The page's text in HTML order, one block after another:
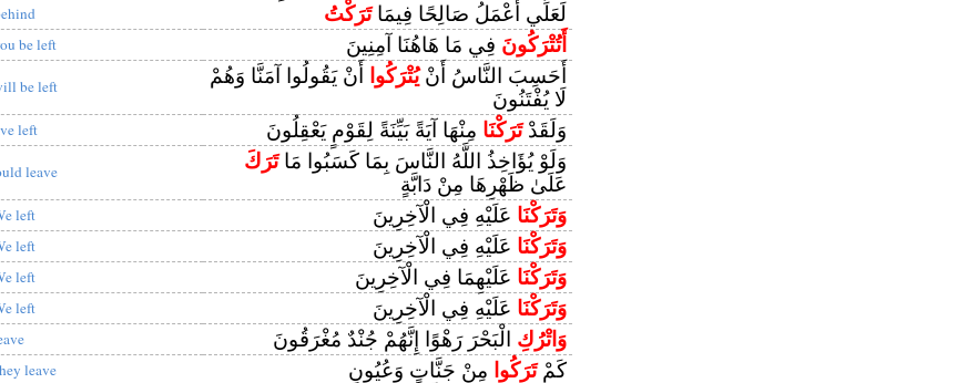
لَعَلِّي أَعْمَلُ صَالِحًا فِيمَاتَرَكْتُ
be left أَتُتْرَكُونَ فِي مَا هَاهُنَا آمِنِينَ
be left أَحَسِبَ النَّاسُ أَنْيُتْرَكُوا أَنْ يَقُولُوا آمَنَّا وَهُمْ
لَا يُفْتَنُونَ
left وَلَقَدْتَرَكْنَا مِنْهَا آيَةً بَيِّنَةً لِقَوْمٍ يَعْقِلُونَ
leave وَلَوْ يُؤَاخِذُ اللَّهُ النَّاسَ بِمَا كَسَبُوا مَاتَرَكَ
عَلَىٰ ظَهْرِهَا مِنْ دَابَّةٍ
left وَتَرَكْنَا عَلَيْهِ فِي الْآخِرِينَ
left وَتَرَكْنَا عَلَيْهِ فِي الْآخِرِينَ
left وَتَرَكْنَا عَلَيْهِمَا فِي الْآخِرِينَ
left وَتَرَكْنَا عَلَيْهِ فِي الْآخِرِينَ
وَاتْرُكِ الْبَحْرَ رَهْوًا إِنَّهُمْ جُنْدٌ مُغْرَقُونَ
leave كَمْتَرَكُوا مِنْ جَنَّاتٍ وَعُيُونٍ